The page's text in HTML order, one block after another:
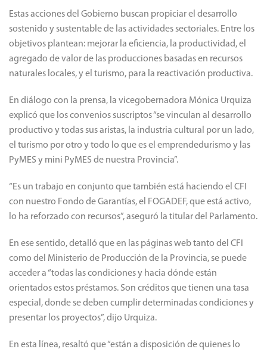
Estas acciones del Gobierno buscan propiciar el desarrollo
sostenido y sustentable de las actividades sectoriales. Entre los
objetivos plantean: mejorar la eficiencia, la productividad, el
agregado de valor de las producciones basadas en recursos
naturales locales, y el turismo, para la reactivación productiva.
En diálogo con la prensa, la vicegobernadora Mónica Urquiza
explicó que los convenios suscriptos “se vinculan al desarrollo
productivo y todas sus aristas, la industria cultural por un lado,
el turismo por otro y todo lo que es el emprendedurismo y las
PyMES y mini PyMES de nuestra Provincia”.
“Es un trabajo en conjunto que también está haciendo el CFI
con nuestro Fondo de Garantías, el FOGADEF, que está activo,
lo ha reforzado con recursos”, aseguró la titular del Parlamento.
En ese sentido, detalló que en las páginas web tanto del CFI
como del Ministerio de Producción de la Provincia, se puede
acceder a “todas las condiciones y hacia dónde están
orientados estos préstamos. Son créditos que tienen una tasa
especial, donde se deben cumplir determinadas condiciones y
presentar los proyectos”, dijo Urquiza.
En esta línea, resaltó que “están a disposición de quienes lo